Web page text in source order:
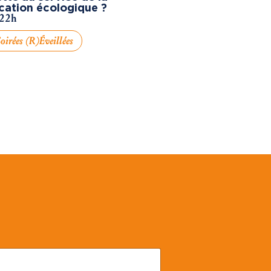
écologique ?
(R)éveillées